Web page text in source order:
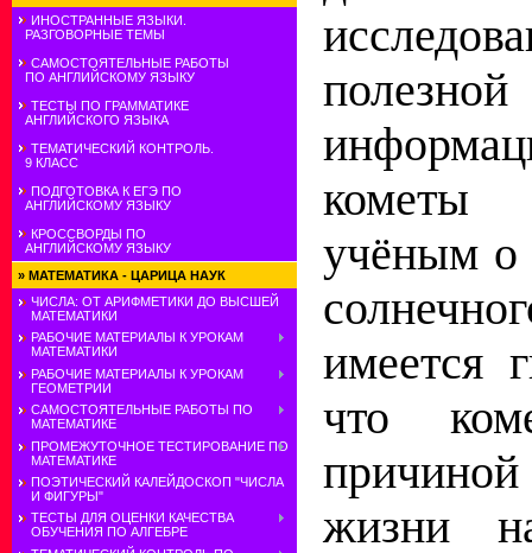
ИНОСТРАННЫЕ ЯЗЫКИ.
РАЗГОВОРНЫЕ ТЕМЫ
САМОСТОЯТЕЛЬНЫЕ РАБОТЫ
ПО АНГЛИЙСКОМУ ЯЗЫКУ
ТЕСТЫ ПО ГРАММАТИКЕ
АНГЛИЙСКОГО ЯЗЫКА
ТЕМАТИЧЕСКИЙ КОНТРОЛЬ.
9 КЛАСС
ПОДГОТОВКА К ЕГЭ ПО
АНГЛИЙСКОМУ ЯЗЫКУ
КРОССВОРДЫ ПО
АНГЛИЙСКОМУ ЯЗЫКУ
» МАТЕМАТИКА - ЦАРИЦА НАУК
ЧИСЛА: ОТ АРИФМЕТИКИ ДО ВЫСШЕЙ
МАТЕМАТИКИ
РАБОЧИЕ МАТЕРИАЛЫ К УРОКАМ
МАТЕМАТИКИ
РАБОЧИЕ МАТЕРИАЛЫ К УРОКАМ
ГЕОМЕТРИИ
САМОСТОЯТЕЛЬНЫЕ РАБОТЫ ПО
МАТЕМАТИКЕ
ПРОМЕЖУТОЧНОЕ ТЕСТИРОВАНИЕ ПО
МАТЕМАТИКЕ
ПОЭТИЧЕСКИЙ КАЛЕЙДОСКОП "ЧИСЛА
И ФИГУРЫ"
ТЕСТЫ ДЛЯ ОЦЕНКИ КАЧЕСТВА
ОБУЧЕНИЯ ПО АЛГЕБРЕ
кометы
учёным о
имеется
что
причиной
жизни